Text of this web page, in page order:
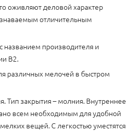
оживляют деловой характер
отличительным
названием производителя и
B2.
различных мелочей в быстром
Тип закрытия – молния. Внутреннее
всем необходимым для удобной
вещей. С легкостью уместятся